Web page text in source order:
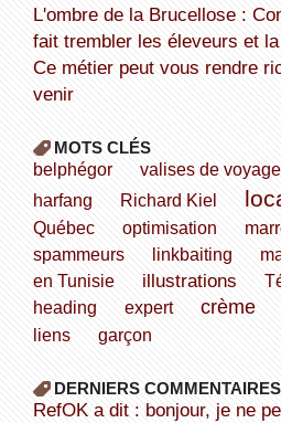
L'ombre de la Brucellose : Comment une bactérie
fait trembler les éleveurs et
Ce métier peut vous rendre riche dans les années à
venir
MOTS CLÉS
belphégor valises de voyage
harfang
Richard Kiel
Québec
optimisation
spammeurs
linkbaiting
en Tunisie
illustrations
heading
expert crème
liens
garçon
DERNIERS COMMENTAIRES
refOK a dit : bonjour, je ne peux